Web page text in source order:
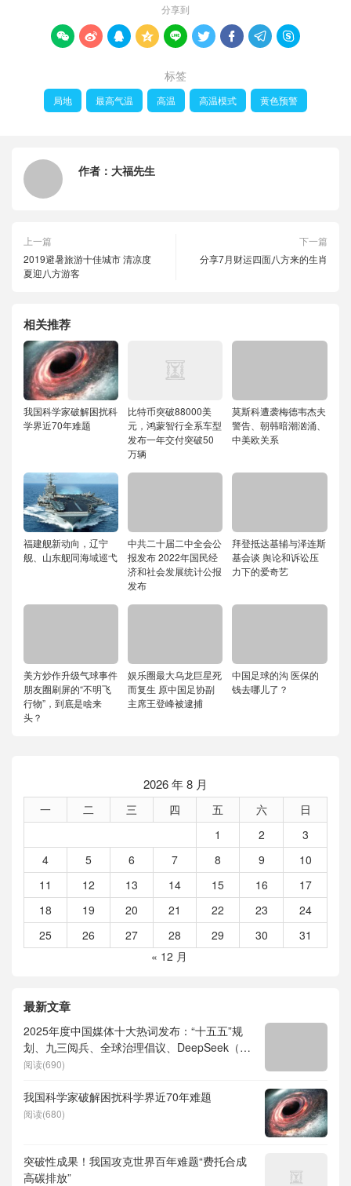
分享到
        
标签
局地 最高气温 高温 高温模式 黄色预警
作者： 大福先生
上一篇
2019避暑旅游十佳城市 清凉度
夏迎八方游客
下一篇
分享7月财运四面八方来的生肖
相关推荐
我国科学家破解困扰科
学界近70年难题
比特币突破88000美
元，鸿蒙智行全系车型
发布一年交付突破50
万辆
莫斯科遭袭梅德韦杰夫
警告、朝韩暗潮汹涌、
中美欧关系
福建舰新动向，辽宁
舰、山东舰同海域巡弋
中共二十届二中全会公
报发布 2022年国民经
济和社会发展统计公报
发布
拜登抵达基辅与泽连斯
基会谈 舆论和诉讼压
力下的爱奇艺
美方炒作升级气球事件
朋友圈刷屏的“不明飞
行物”，到底是啥来
头？
娱乐圈最大乌龙巨星死
而复生 原中国足协副
主席王登峰被逮捕
中国足球的沟 医保的
钱去哪儿了？
2026 年 8 月
一 二 三 四 五 六
日
1
2
3
4
5 6 7 8 9
10
11
12 13 14 15 16
17
18
19 20 21 22 23
24
25
26 27 28 29 30
31
« 12 月
最新文章
2025年度中国媒体十大热词发布：“十五五”规
划、九三阅兵、全球治理倡议、DeepSeek（深
度求索）、人形机器人、苏超、票根经济、育
阅读(690)
我国科学家破解困扰科学界近70年难题
阅读(680)
突破性成果！我国攻克世界百年难题“费托合成
高碳排放”